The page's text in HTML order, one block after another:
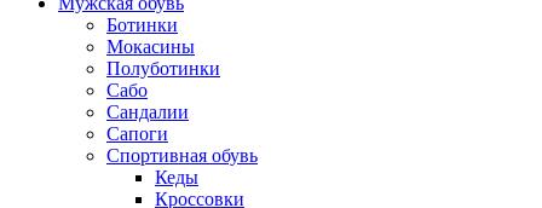
Ботинки
Мокасины
Полуботинки
Сабо
Сандалии
Сапоги
Спортивная обувь
Кеды
Кроссовки